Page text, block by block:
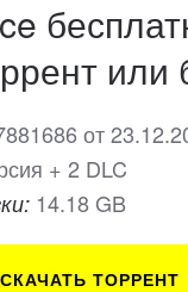
или
от
+ 2 DLC
14.18 GB
СКАЧАТЬ ТОРРЕНТ